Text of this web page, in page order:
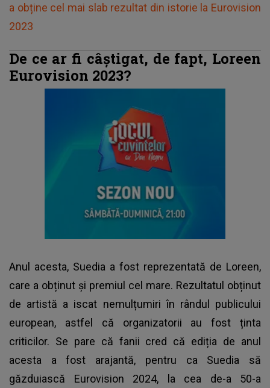
a obține cel mai slab rezultat din istorie la Eurovision
2023
De ce ar fi câștigat, de fapt, Loreen
Eurovision 2023?
Anul acesta, Suedia a fost reprezentată de Loreen,
care a obținut și premiul cel mare. Rezultatul obținut
de artistă a iscat nemulțumiri în rândul publicului
european, astfel că organizatorii au fost ținta
criticilor. Se pare că fanii cred că ediția de anul
acesta a fost arajantă, pentru ca Suedia să
găzduiască Eurovision 2024, la cea de-a 50-a